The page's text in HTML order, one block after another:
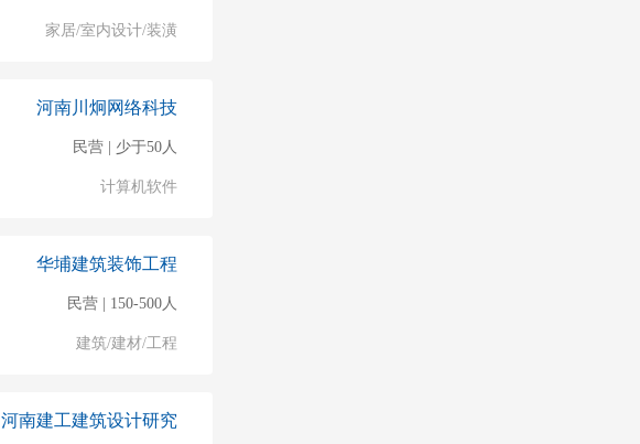
家居/室内设计/装潢
河南川炯网络科技
民营 | 少于50人
计算机软件
华埔建筑装饰工程
民营 | 150-500人
建筑/建材/工程
河南建工建筑设计研究